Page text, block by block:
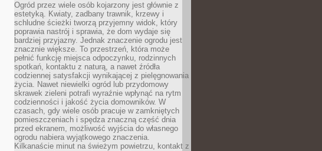
Ogród przez wiele osób kojarzony jest głównie z
estetyką. Kwiaty, zadbany trawnik, krzewy i
schludne ścieżki tworzą przyjemny widok, który
poprawia nastrój i sprawia, że dom wydaje się
bardziej przyjazny. Jednak znaczenie ogrodu jest
znacznie większe. To przestrzeń, która może
pełnić funkcję miejsca odpoczynku, rodzinnych
spotkań, kontaktu z naturą, a nawet źródła
codziennej satysfakcji wynikającej z pielęgnowania
życia. Nawet niewielki ogród lub przydomowy
skrawek zieleni potrafi wyraźnie wpłynąć na rytm
codzienności i jakość życia domowników. W
czasach, gdy wiele osób pracuje w zamkniętych
pomieszczeniach i spędza znaczną część dnia
przed ekranem, możliwość wyjścia do własnego
ogrodu nabiera wyjątkowego znaczenia.
Kilkanaście minut na świeżym powietrzu, kontakt z